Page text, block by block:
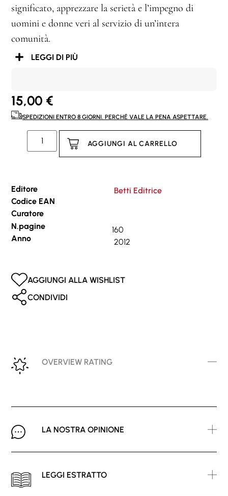
significato, apprezzare la serietà e l’impegno di
uomini e donne veri al servizio di un’intera
comunità.
LEGGI DI PIÙ
15,00 €
SPEDIZIONI ENTRO 8 GIORNI. PERCHÉ VALE LA PENA ASPETTARE.
AGGIUNGI AL CARRELLO
Editore
Betti Editrice
Codice EAN
Curatore
N.pagine
160
Anno
2012
AGGIUNGI ALLA WISHLIST
CONDIVIDI
OVERVIEW RATING
LA NOSTRA OPINIONE
LEGGI ESTRATTO